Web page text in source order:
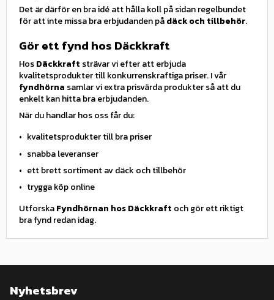
Det är därför en bra idé att hålla koll på sidan regelbundet
för att inte missa bra erbjudanden pådäck och tillbehör.
Gör ett fynd hos Däckkraft
HosDäckkraft strävar vi efter att erbjuda
kvalitetsprodukter till konkurrenskraftiga priser. I vår
fyndhörna samlar vi extra prisvärda produkter så att du
enkelt kan hitta bra erbjudanden.
När du handlar hos oss får du:
kvalitetsprodukter till bra priser
snabba leveranser
ett brett sortiment av däck och tillbehör
trygga köp online
UtforskaFyndhörnan hos Däckkraft och gör ett riktigt
bra fynd redan idag.
Nyhetsbrev